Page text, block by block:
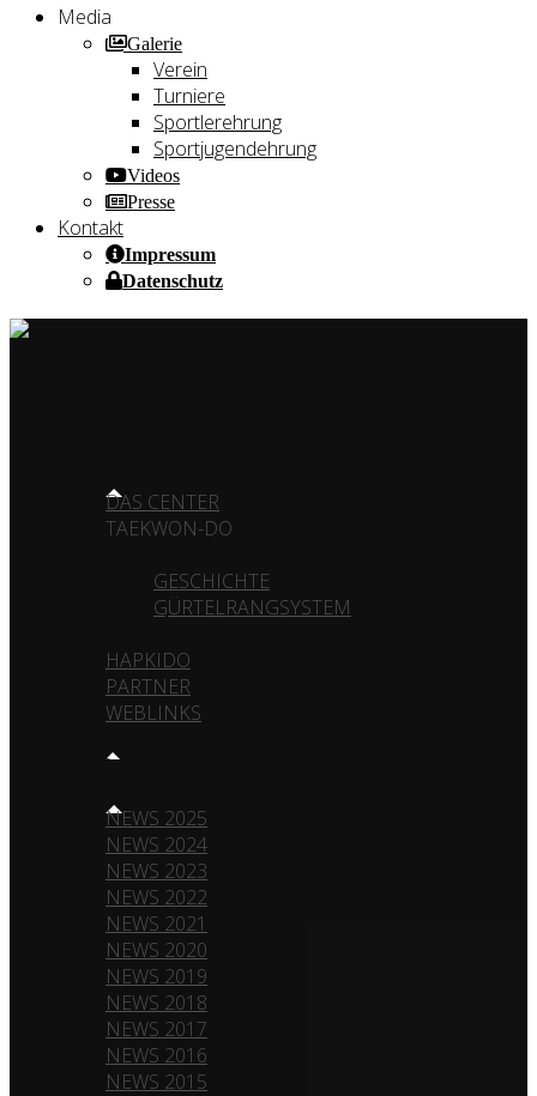
Media
Galerie
Verein
Turniere
Sportlerehrung
Sportjugendehrung
Videos
Presse
Kontakt
Impressum
Datenschutz
DAS CENTER
TAEKWON-DO
GESCHICHTE
GÜRTELRANGSYSTEM
HAPKIDO
PARTNER
WEBLINKS
NEWS
NEWS 2025
NEWS 2024
NEWS 2023
NEWS 2022
NEWS 2021
NEWS 2020
NEWS 2019
NEWS 2018
NEWS 2017
NEWS 2016
NEWS 2015